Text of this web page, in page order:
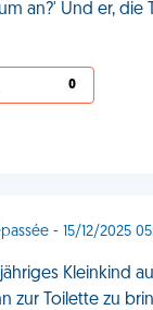
an?' Und er,
0
- 15/12/2025
Kleinkind
zur Toilette zu